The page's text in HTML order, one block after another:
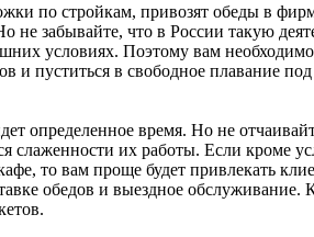
по стройкам, привозят обеды в
забывайте, что в России такую
условиях. Поэтому вам
и пуститься в свободное плавание
определенное время. Но не
слаженности их работы. Если кроме
то вам проще будет привлекать
обедов и выездное